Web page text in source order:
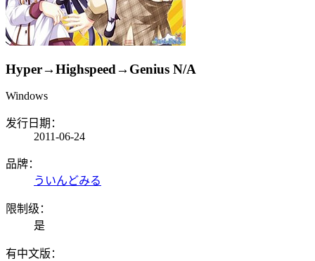
Hyper→Highspeed→Genius N/A
Windows
发行日期：
2011-06-24
品牌：
ういんどみる
限制级：
是
有中文版：